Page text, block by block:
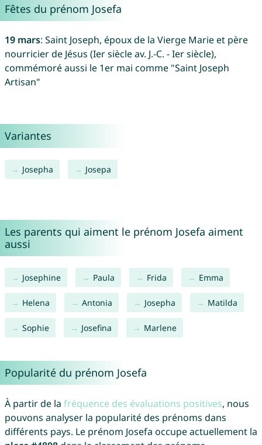
Fêtes du prénom Josefa
19 mars: Saint Joseph, époux de la Vierge Marie et père
nourricier de Jésus (Ier siècle av. J.-C. - Ier siècle),
commémoré aussi le 1er mai comme "Saint Joseph
Artisan"
Variantes
Josepha Josepa
Les parents qui aiment le prénom Josefa aiment
aussi
Josephine Paula Frida Emma
Helena Antonia Josepha Matilda
Sophie Josefina Marlene
Popularité du prénom Josefa
À partir de la fréquence des évaluations positives, nous
pouvons analyser la popularité des prénoms dans
différents pays. Le prénom Josefa occupe actuellement la